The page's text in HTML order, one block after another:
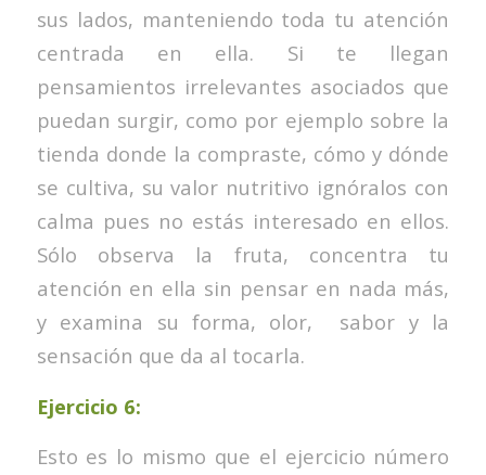
sus lados, manteniendo toda tu atención
centrada en ella. Si te llegan
pensamientos irrelevantes asociados que
puedan surgir, como por ejemplo sobre la
tienda donde la compraste, cómo y dónde
se cultiva, su valor nutritivo ignóralos con
calma pues no estás interesado en ellos.
Sólo observa la fruta, concentra tu
atención en ella sin pensar en nada más,
y examina su forma, olor, sabor y la
sensación que da al tocarla.
Ejercicio 6:
Esto es lo mismo que el ejercicio número